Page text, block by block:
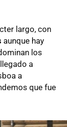
largo, con
aunque hay
los
a
a
que fue